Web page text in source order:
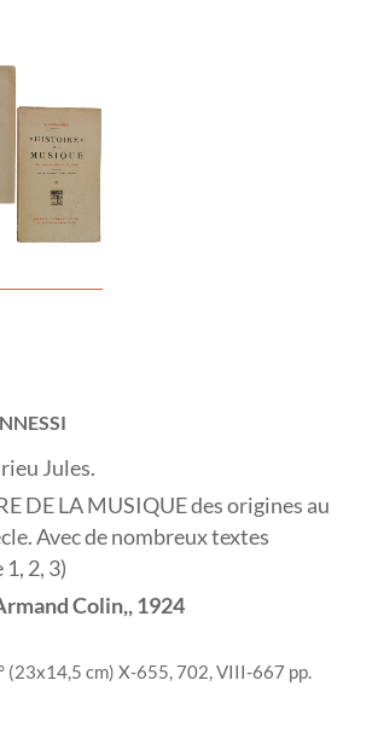
Jules.
DE LA MUSIQUE des origines au
Avec de nombreux textes
2, 3)
Colin,,1924
(23x14,5 cm) X-655, 702, VIII-667 pp.